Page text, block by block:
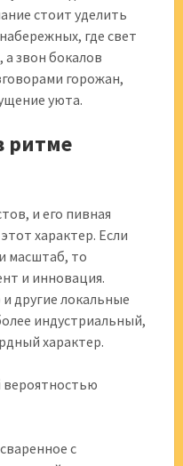
стоит уделить
где свет
звон бокалов
горожан,
уюта.
ритме
и его пивная
характер. Если
масштаб, то
и инновация.
другие локальные
индустриальный,
характер.
с